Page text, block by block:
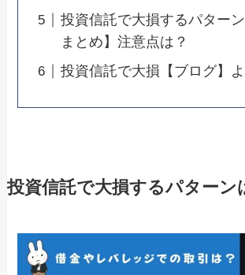
投資信託で大損するパター
まとめ】注意点は？
投資信託で大損【ブログ】
投資信託で大損するパターン